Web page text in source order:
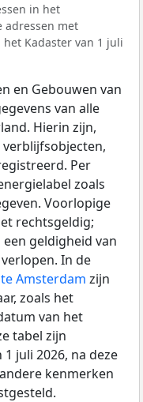
in het
adressen met
het Kadaster van 1 juli
en Gebouwen van
van alle
Hierin zijn,
verblijfsobjecten,
Per
zoals
Voorlopige
rechtsgeldig;
geldigheid van
In de
Amsterdam zijn
zoals het
van het
tabel zijn
juli 2026, na deze
kenmerken